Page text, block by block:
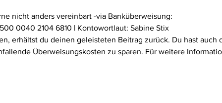
nicht anders vereinbart -via Banküberweisung:
0040 2104 6810 | Kontowortlaut: Sabine Stix
erhältst du deinen geleisteten Beitrag zurück. Du hast auch
Überweisungskosten zu sparen. Für weitere